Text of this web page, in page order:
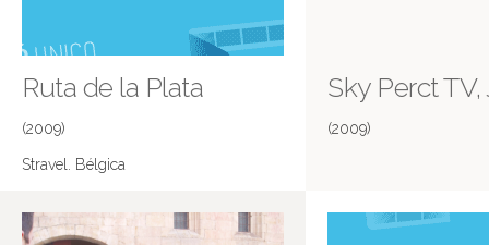
Ruta de la Plata
(2009)
Stravel. Bélgica
Sky Perct
(2009)